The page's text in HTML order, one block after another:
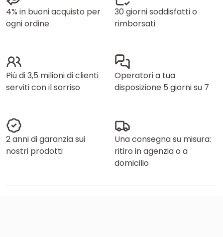
4% in buoni acquisto per
ogni ordine
30 giorni soddisfatti o
rimborsati
Più di 3,5 milioni di clienti
serviti con il sorriso
Operatori a tua
disposizione 5 giorni su 7
2 anni di garanzia sui
nostri prodotti
Una consegna su misura:
ritiro in agenzia o a
domicilio